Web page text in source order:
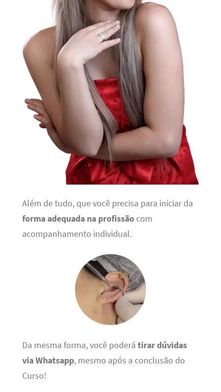
Além de tudo, que você precisa para iniciar da
forma adequada na profissãocom
acompanhamento individual.
Da mesma forma, você poderá tirar dúvidas
via Whatsapp, mesmo após a conclusão do
Curso!